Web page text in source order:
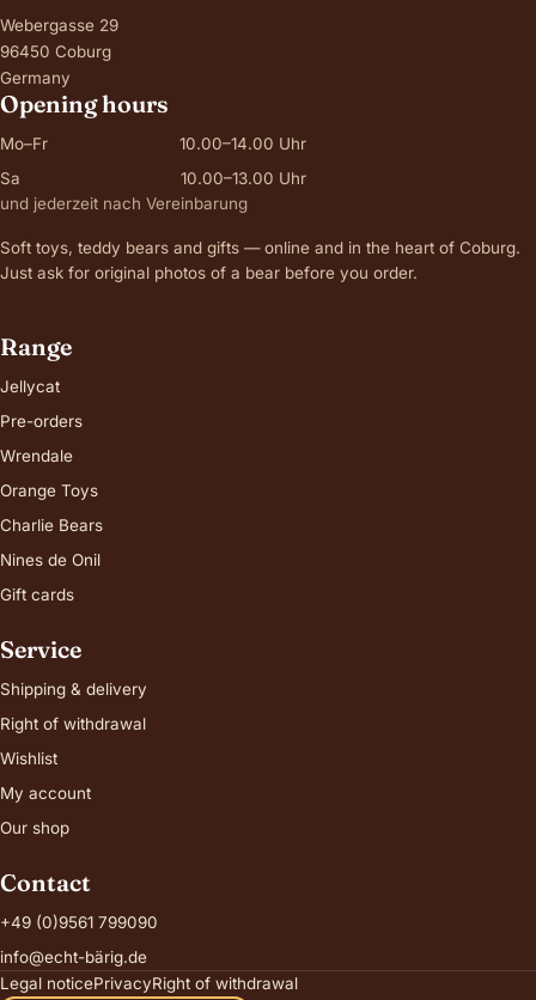
Webergasse 29
96450 Coburg
Germany
Opening hours
Mo–Fr
10.00–14.00 Uhr
Sa
10.00–13.00 Uhr
und jederzeit nach Vereinbarung
Soft toys, teddy bears and gifts — online and in the heart of Coburg.
Just ask for original photos of a bear before you order.
Range
Jellycat
Pre-orders
Wrendale
Orange Toys
Charlie Bears
Nines de Onil
Gift cards
Service
Shipping & delivery
Right of withdrawal
Wishlist
My account
Our shop
Contact
+49 (0)9561 799090
info@echt-bärig.de
Legal noticePrivacyRight of withdrawal